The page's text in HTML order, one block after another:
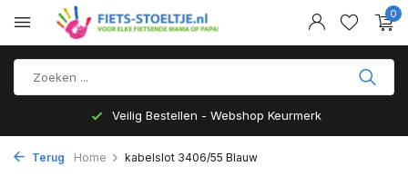
0
Veilig Bestellen - Webshop Keurmerk
Terug Home kabelslot 3406/55 Blauw